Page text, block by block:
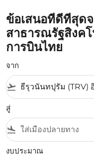
ข้อเสนอที่ดีที่สุด
สาธารณรัฐสิงค
การบินไทย
จาก
flight_takeoff
สู่
flight_land
งบประมาณ